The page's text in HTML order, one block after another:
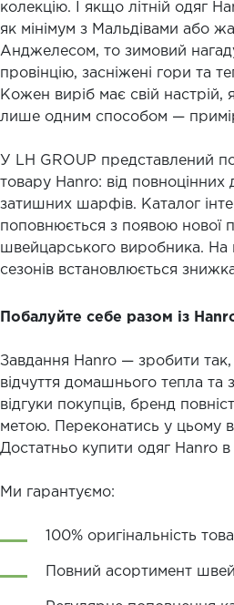
колекцію. І якщо літній одяг
як мінімум з Мальдівами або
Анджелесом, то зимовий
провінцію, засніжені гори та
Кожен виріб має свій настрій,
лише одним способом —
У LH GROUP представлений
товару Hanro: від
затишних шарфів. Каталог
поповнюється з появою нової
швейцарського виробника. На
сезонів встановлюється
Побалуйте себе разом із
Завдання Hanro — зробити
відчуття домашнього тепла та
відгуки покупців, бренд
метою. Переконатись у цьому
Достатньо купити одяг Hanro в
Ми гарантуємо:
100% оригінальність
Повний асортимент